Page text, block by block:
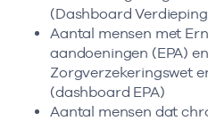
(Dashboard
Aantal mensen met
aandoeningen (EPA)
Zorgverzekeringswet
(dashboard EPA)
Aantal mensen dat